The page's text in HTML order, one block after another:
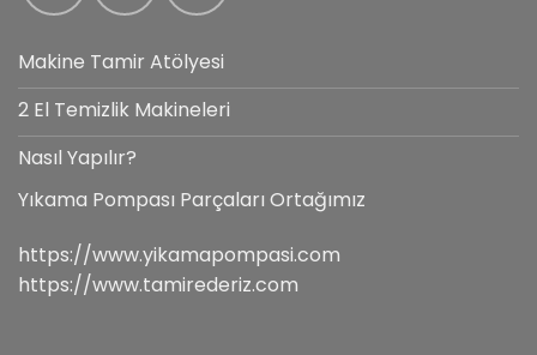
Makine Tamir Atölyesi
2 El Temizlik Makineleri
Nasıl Yapılır?
Yıkama Pompası Parçaları Ortağımız
https://www.yikamapompasi.com
https://www.tamirederiz.com